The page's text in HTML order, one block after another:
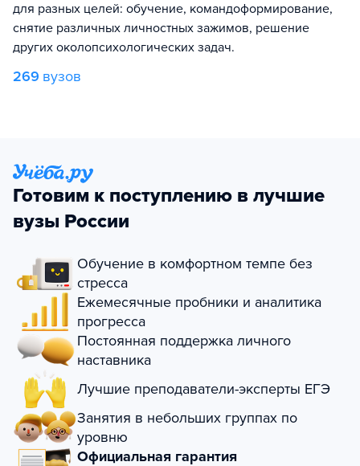
для разных целей: обучение, командоформирование,
снятие различных личностных зажимов, решение
других околопсихологических задач.
269 вузов
Готовим к поступлению в лучшие
вузы России
Обучение в комфортном темпе без
стресса
Ежемесячные пробники и аналитика
прогресса
Постоянная поддержка личного
наставника
Лучшие преподаватели-эксперты ЕГЭ
Занятия в небольших группах по
уровню
Официальная гарантия